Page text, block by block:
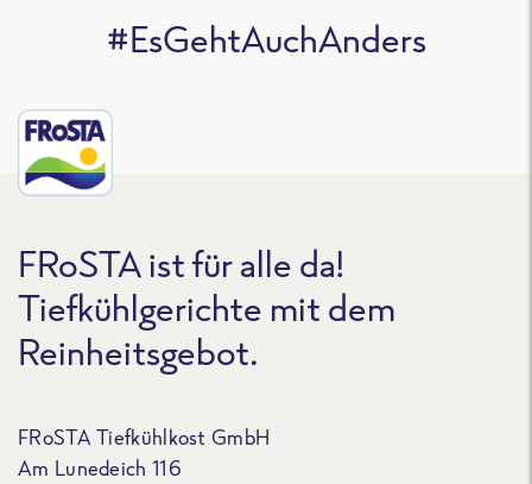
#EsGehtAuchAnders
FRoSTA ist für alle da!
Tiefkühlgerichte mit dem
Reinheitsgebot.
FRoSTA Tiefkühlkost GmbH
Am Lunedeich 116